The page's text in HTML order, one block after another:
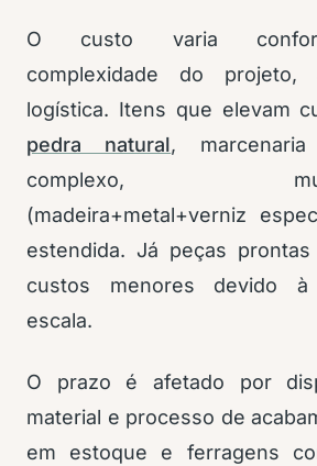
O custo varia
complexidade do projeto,
logística. Itens que elevam
pedra natural,
complexo,
(madeira+metal+verniz
estendida. Já peças
custos menores devido
escala.
O prazo é afetado por
material e processo de
em estoque e ferragens